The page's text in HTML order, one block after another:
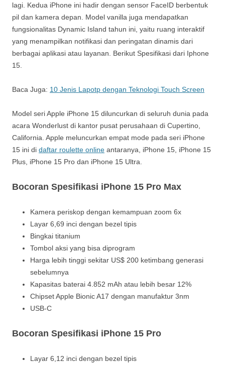
lagi. Kedua iPhone ini hadir dengan sensor FaceID berbentuk
pil dan kamera depan. Model vanilla juga mendapatkan
fungsionalitas Dynamic Island tahun ini, yaitu ruang interaktif
yang menampilkan notifikasi dan peringatan dinamis dari
berbagai aplikasi atau layanan. Berikut Spesifikasi dari Iphone
15.
Baca Juga: 10 Jenis Lapotp dengan Teknologi Touch Screen
Model seri Apple iPhone 15 diluncurkan di seluruh dunia pada
acara Wonderlust di kantor pusat perusahaan di Cupertino,
California. Apple meluncurkan empat mode pada seri iPhone
15 ini di daftar roulette online antaranya, iPhone 15, iPhone 15
Plus, iPhone 15 Pro dan iPhone 15 Ultra.
Bocoran Spesifikasi iPhone 15 Pro Max
Kamera periskop dengan kemampuan zoom 6x
Layar 6,69 inci dengan bezel tipis
Bingkai titanium
Tombol aksi yang bisa diprogram
Harga lebih tinggi sekitar US$ 200 ketimbang generasi
sebelumnya
Kapasitas baterai 4.852 mAh atau lebih besar 12%
Chipset Apple Bionic A17 dengan manufaktur 3nm
USB-C
Bocoran Spesifikasi iPhone 15 Pro
Layar 6,12 inci dengan bezel tipis